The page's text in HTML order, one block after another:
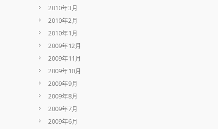
2010年3月
2010年2月
2010年1月
2009年12月
2009年11月
2009年10月
2009年9月
2009年8月
2009年7月
2009年6月